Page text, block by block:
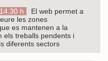
h
El web permet a
les zones
es mantenen a la
els treballs pendents i
diferents sectors